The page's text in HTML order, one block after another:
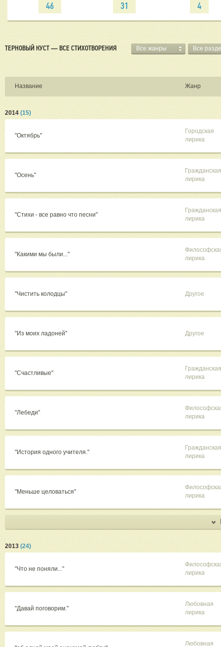
46 31 4
ТЕРНОВЫЙ КУСТ — ВСЕ СТИХОТВОРЕНИЯ Все жанры Все
Название Жанр
2014 (15)
"Октябрь"
Городская
лирика
"Осень"
Гражданская
лирика
"Стихи - все равно что песни"
Гражданская
лирика
"Какими мы были..."
лирика
"Чистить колодцы" Другое
"Из моих ладоней" Другое
"Счастливые"
Гражданская
лирика
"Лебеди"
лирика
"История одного учителя."
Гражданская
лирика
"Меньше целоваться"
лирика
2013 (24)
"Что не поняли..."
лирика
"Давай поговорим."
Любовная
лирика
Любовная